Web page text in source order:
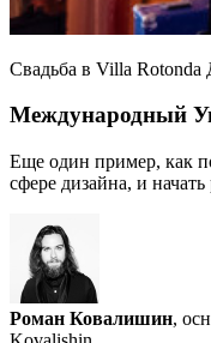
Свадьба в Villa Rotonda
Международный
Еще один пример, как
сфере дизайна, и
Роман Ковалишин,